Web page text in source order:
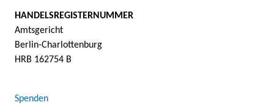
HANDELSREGISTERNUMMER
Amtsgericht
Berlin-Charlottenburg
HRB 162754 B
Spenden